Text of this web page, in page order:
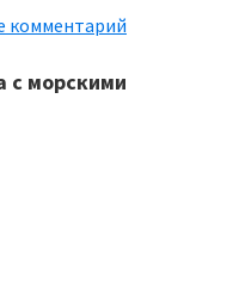
комментарий
с морскими